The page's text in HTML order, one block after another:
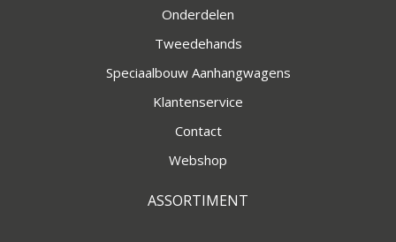
Onderdelen
Tweedehands
Speciaalbouw Aanhangwagens
Klantenservice
Contact
Webshop
ASSORTIMENT